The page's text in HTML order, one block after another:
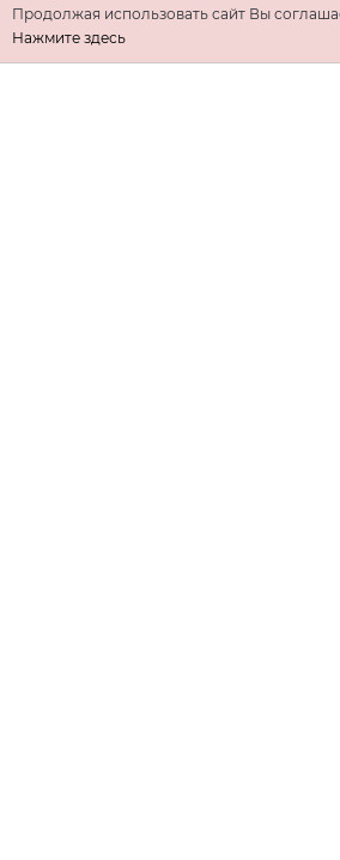
Продолжая использовать сайт Вы
Нажмите здесь